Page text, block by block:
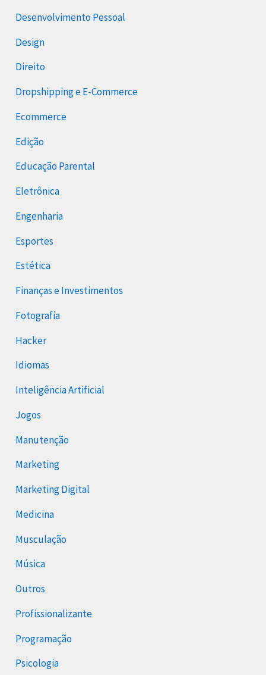
Desenvolvimento Pessoal
Design
Direito
Dropshipping e E-Commerce
Ecommerce
Edição
Educação Parental
Eletrônica
Engenharia
Esportes
Estética
Finanças e Investimentos
Fotografia
Hacker
Idiomas
Inteligência Artificial
Jogos
Manutenção
Marketing
Marketing Digital
Medicina
Musculação
Música
Outros
Profissionalizante
Programação
Psicologia